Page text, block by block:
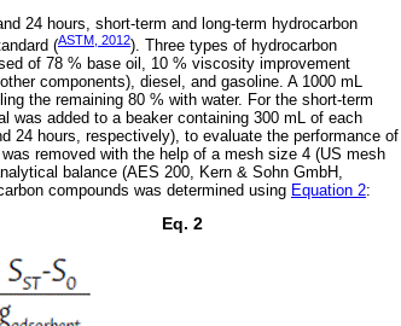
24 hours, short-term and long-term hydrocarbon
(ASTM, 2012). Three types of hydrocarbon
of 78 % base oil, 10 % viscosity improvement
components), diesel, and gasoline. A 1000 mL
the remaining 80 % with water. For the short-term
was added to a beaker containing 300 mL of each
24 hours, respectively), to evaluate the performance of
removed with the help of a mesh size 4 (US mesh
balance (AES 200, Kern & Sohn GmbH,
compounds was determined using Equation 2:
Eq. 2